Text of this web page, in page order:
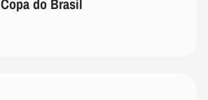
Copa do Brasil